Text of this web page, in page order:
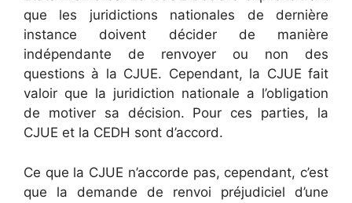
que les juridictions nationales de dernière
instance doivent décider de manière
indépendante de renvoyer ou non des
questions à la CJUE. Cependant, la CJUE fait
valoir que la juridiction nationale a l’obligation
de motiver sa décision. Pour ces parties, la
CJUE et la CEDH sont d’accord.
Ce que la CJUE n’accorde pas, cependant, c’est
que la demande de renvoi préjudiciel d’une